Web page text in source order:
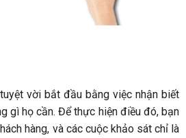
vời bắt đầu bằng việc nhận biết
gì họ cần. Để thực hiện điều đó, bạn
hàng, và các cuộc khảo sát chỉ là